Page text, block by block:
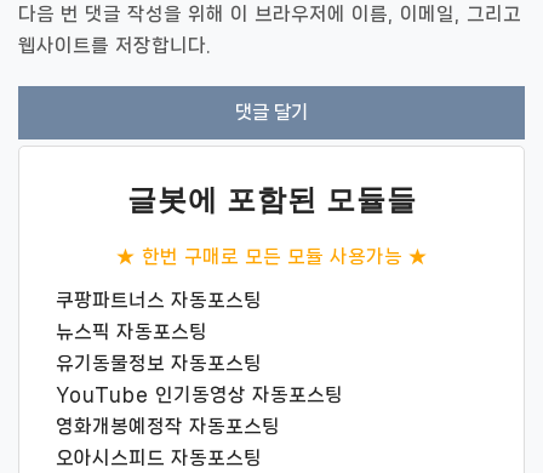
다음 번 댓글 작성을 위해 이 브라우저에 이름, 이메일, 그리고
웹사이트를 저장합니다.
글봇에 포함된 모듈들
★ 한번 구매로 모든 모듈 사용가능 ★
쿠팡파트너스 자동포스팅
뉴스픽 자동포스팅
유기동물정보 자동포스팅
YouTube 인기동영상 자동포스팅
영화개봉예정작 자동포스팅
오아시스피드 자동포스팅